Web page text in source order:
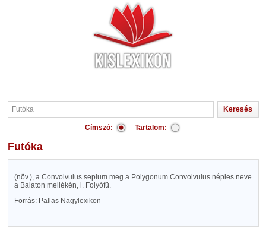
Címszó: Tartalom:
Futóka
(növ.), a Convolvulus sepium meg a Polygonum Convolvulus népies neve
a Balaton mellékén, l. Folyófü.
Forrás: Pallas Nagylexikon